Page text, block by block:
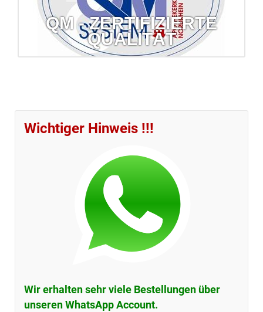
mehr erfahren...
QM - ZERTIFIZIERTE
QUALITÄT
mehr erfahren...
Wichtiger Hinweis !!!
Wir erhalten sehr viele Bestellungen über
unseren WhatsApp Account.